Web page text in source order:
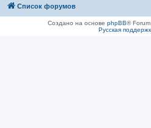
Список форумов
Создано на основе phpBB®
Русская